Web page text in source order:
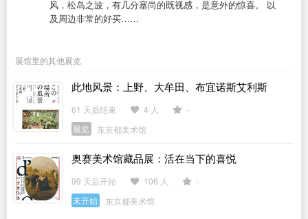
风，松岛之波，有几分塞尚的既视感，是意外的惊喜。 以
及周边非常的好买……
展馆里的其他展览
此地风景：上野、大牟田、布宜诺斯艾利斯
61 天后结束 4 人
-
展览
东京都美术馆
奥赛美术馆藏品展：活在当下的喜悦
99 天后开始 106 人
-
未开始
东京都美术馆